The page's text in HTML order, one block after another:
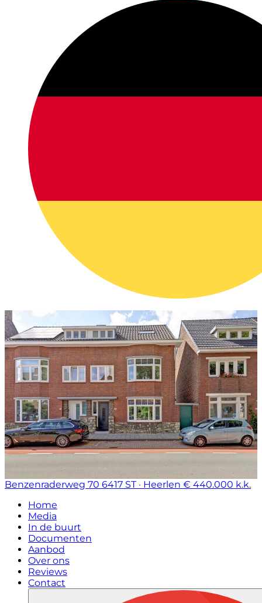
Benzenraderweg 70 6417 ST · Heerlen € 440.000 k.k.
Home
Media
In de buurt
Documenten
Aanbod
Over ons
Reviews
Contact